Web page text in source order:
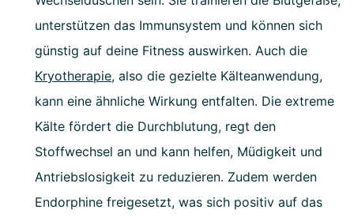
unterstützen das Immunsystem und können sich
günstig auf deine Fitness auswirken. Auch die
Kryotherapie, also die gezielte Kälteanwendung,
kann eine ähnliche Wirkung entfalten. Die extreme
Kälte fördert die Durchblutung, regt den
Stoffwechsel an und kann helfen, Müdigkeit und
Antriebslosigkeit zu reduzieren. Zudem werden
Endorphine freigesetzt, was sich positiv auf das